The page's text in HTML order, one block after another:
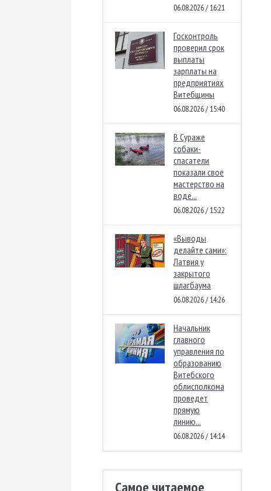
06.08.2026 / 16:21
Госконтроль
проверил срок
выплаты
зарплаты на
предприятиях
Витебщины
06.08.2026 / 15:40
В Сураже
собаки-
спасатели
показали свое
мастерство на
воде...
06.08.2026 / 15:22
«Выводы
делайте сами»:
Латвия у
закрытого
шлагбаума
06.08.2026 / 14:26
Начальник
главного
управления по
образованию
Витебского
облисполкома
проведет
прямую
линию...
06.08.2026 / 14:14
Самое читаемое